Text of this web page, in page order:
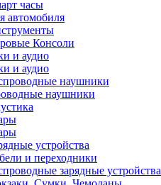
часы
автомобиля
Консоли
и аудио
и аудио
наушники
наушники
устройства
и переходники
зарядные устройства